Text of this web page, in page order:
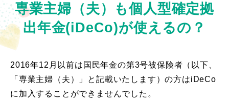
専業主婦（夫）も個人型確定拠
出年金(iDeCo)が使えるの？
2016年12月以前は国民年金の第3号被保険者（以下、
「専業主婦（夫）」と記載いたします）の方はiDeCo
に加入することができませんでした。